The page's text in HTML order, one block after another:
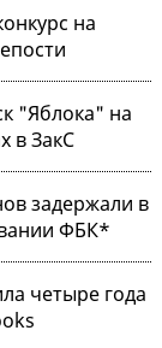
на
"Яблока" на
в ЗакС
задержали в
ФБК*
четыре года